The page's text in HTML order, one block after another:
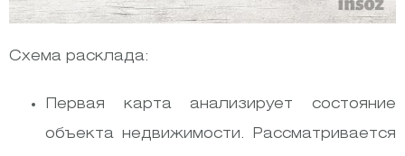
Схема расклада:
Первая карта анализирует состояние
объекта недвижимости. Рассматривается